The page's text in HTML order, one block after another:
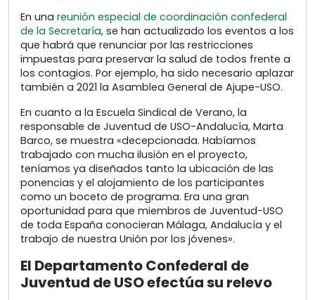
En una reunión especial de coordinación confederal
de la Secretaría, se han actualizado los eventos a los
que habrá que renunciar por las restricciones
impuestas para preservar la salud de todos frente a
los contagios. Por ejemplo, ha sido necesario aplazar
también a 2021 la Asamblea General de Ajupe-USO.
En cuanto a la Escuela Sindical de Verano, la
responsable de Juventud de USO-Andalucía, Marta
Barco, se muestra «decepcionada. Habíamos
trabajado con mucha ilusión en el proyecto,
teníamos ya diseñados tanto la ubicación de las
ponencias y el alojamiento de los participantes
como un boceto de programa. Era una gran
oportunidad para que miembros de Juventud-USO
de toda España conocieran Málaga, Andalucía y el
trabajo de nuestra Unión por los jóvenes».
El Departamento Confederal de
Juventud de USO efectúa su relevo